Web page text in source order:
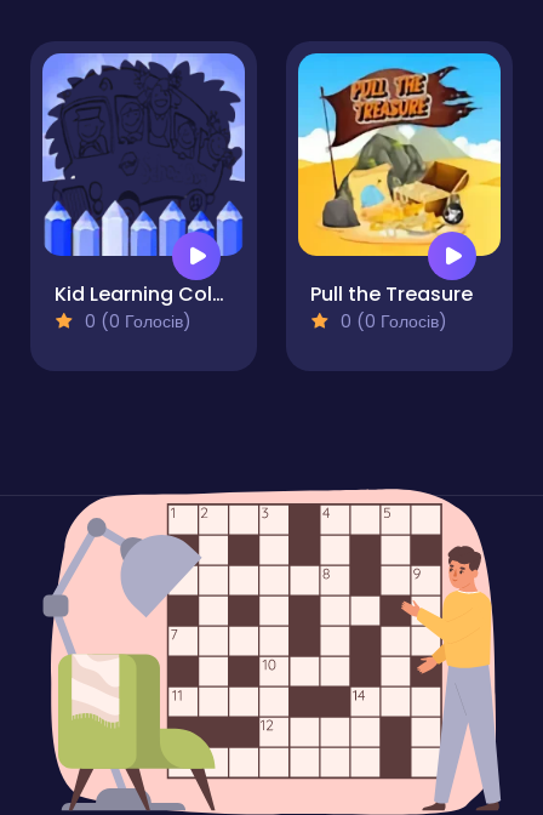
Kid Learning Coloring Pages
0 (0 Голосів)
Pull the Treasure
0 (0 Голосів)